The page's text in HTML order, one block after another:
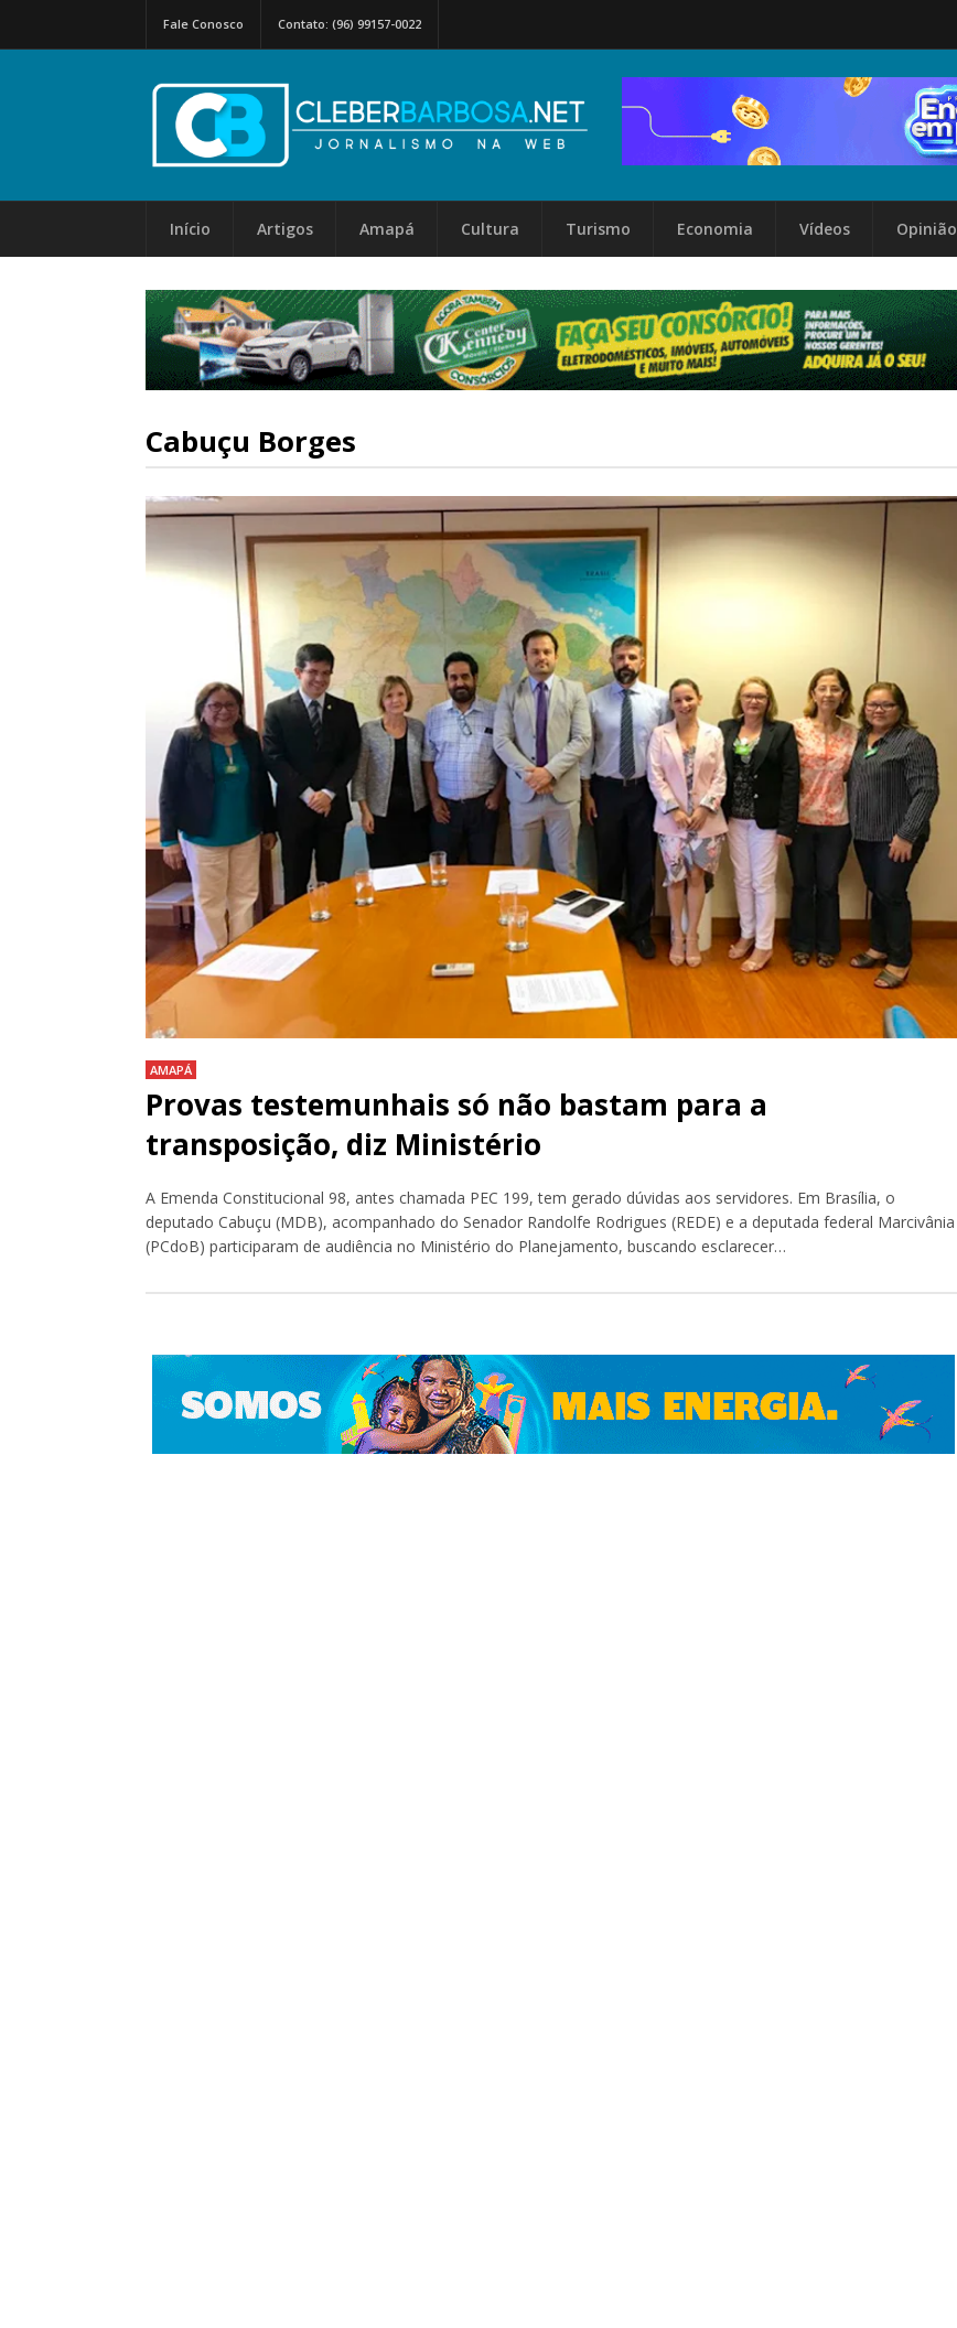
Fale Conosco Contato: (96) 99157-0022
Início Artigos Amapá Cultura Turismo Economia Vídeos Opinião
Cabuçu Borges
AMAPÁ
Provas testemunhais só não bastam para a
transposição, diz Ministério
A Emenda Constitucional 98, antes chamada PEC 199, tem gerado dúvidas aos servidores. Em Brasília, o
deputado Cabuçu (MDB), acompanhado do Senador Randolfe Rodrigues (REDE) e a deputada federal Marcivânia
(PCdoB) participaram de audiência no Ministério do Planejamento, buscando esclarecer…